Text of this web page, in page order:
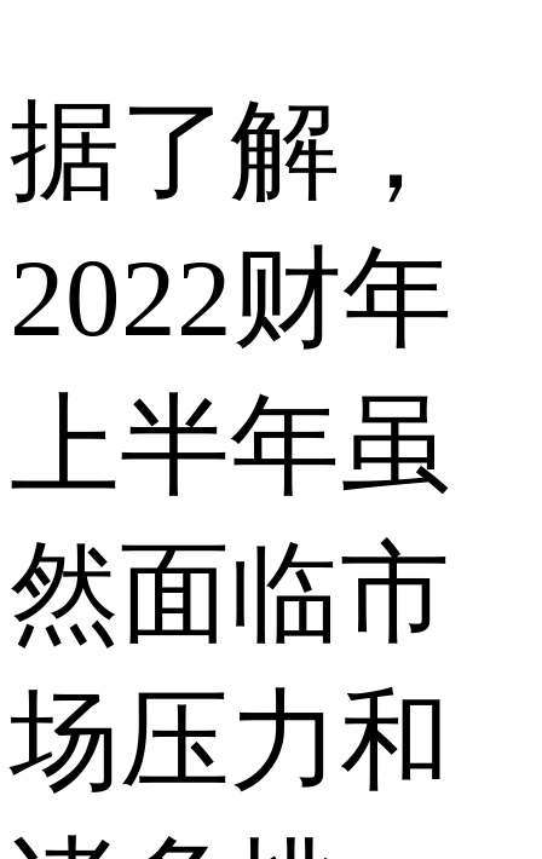
据了解，
2022财年
上半年虽
然面临市
场压力和